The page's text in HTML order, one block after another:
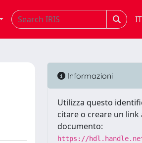
IT
Informazioni
Utilizza questo
citare o creare un link
documento:
https://